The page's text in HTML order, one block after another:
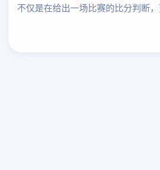
不仅是在给出一场比赛的比分判断
爱好者如何做专业化预测”的实践范